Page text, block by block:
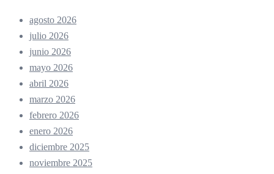
agosto 2026
julio 2026
junio 2026
mayo 2026
abril 2026
marzo 2026
febrero 2026
enero 2026
diciembre 2025
noviembre 2025